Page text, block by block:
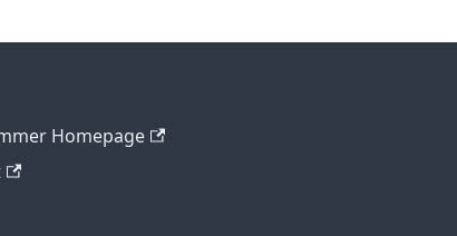
Homepage